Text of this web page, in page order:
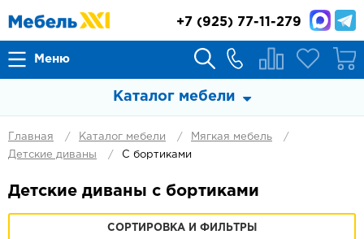
Меню
+7 (925) 77-11-279
Каталог мебели
Главная Каталог мебели
Мягкая мебель
Детские диваны
С бортиками
Детские диваны с бортиками
СОРТИРОВКА И ФИЛЬТРЫ